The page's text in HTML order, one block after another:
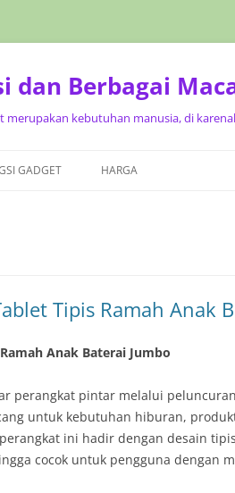
dan Berbagai
merupakan kebutuhan manusia, di
GADGET HARGA
Tipis Ramah Anak
Anak Baterai Jumbo
perangkat pintar melalui
untuk kebutuhan hiburan,
ini hadir dengan desain
cocok untuk pengguna dengan